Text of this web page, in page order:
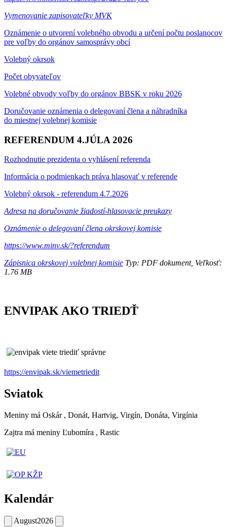
Vymenovanie zapisovateľky MVK
Oznámenie o utvorení volebného obvodu a určení počtu poslanocov
pre voľby do orgánov samosprávy obcí
Volebný okrsok
Počet obyvateľov
Volebné obvody voľby do orgánov BBSK v roku 2026
Doručovanie oznámenia o delegovaní člena a náhradníka
do miestnej volebnej komisie
REFERENDUM 4.JÚLA 2026
Rozhodnutie prezidenta o vyhlásení referenda
Informácia o podmienkach práva hlasovať v referende
Volebný okrsok - referendum 4.7.2026
Adresa na doručovanie žiadostí-hlasovacie preukazy
Oznámenie o delegovaní člena okrskovej komisie
https://www.minv.sk/?referendum
Zápisnica okrskovej volebnej komisie Typ: PDF dokument, Veľkosť:
1.76 MB
ENVIPAK AKO TRIEDŤ
https://envipak.sk/viemetriedit
Sviatok
Meniny má Oskár , Donát, Hartvig, Virgín, Donáta, Virgínia
Zajtra má meniny Ľubomíra , Rastic
Kalendár
August2026